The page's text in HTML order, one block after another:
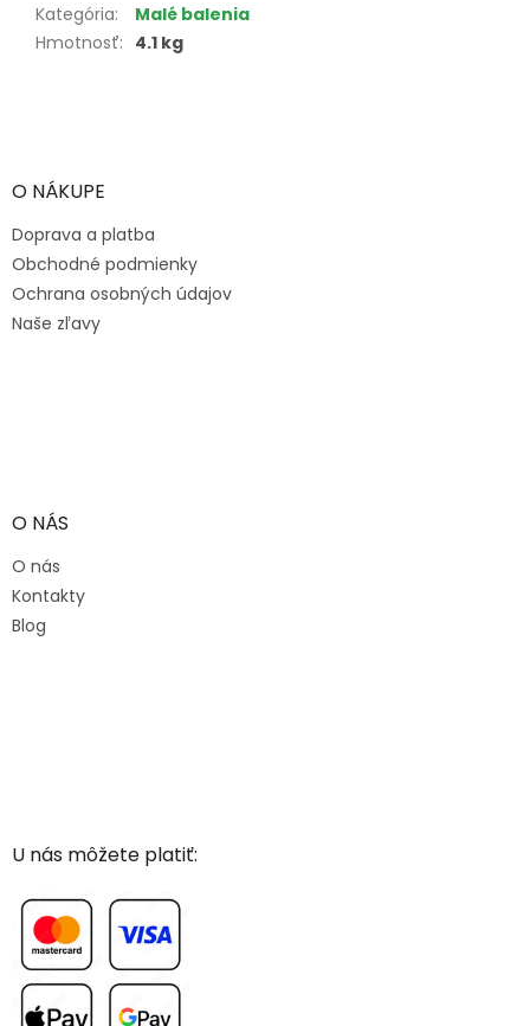
Kategória:
Malé balenia
Hmotnosť: 4.1 kg
ä
e
O NÁKUPE
Doprava a platba
Obchodné podmienky
Ochrana osobných údajov
Naše zľavy
O NÁS
O nás
Kontakty
Blog
U nás môžete platiť: